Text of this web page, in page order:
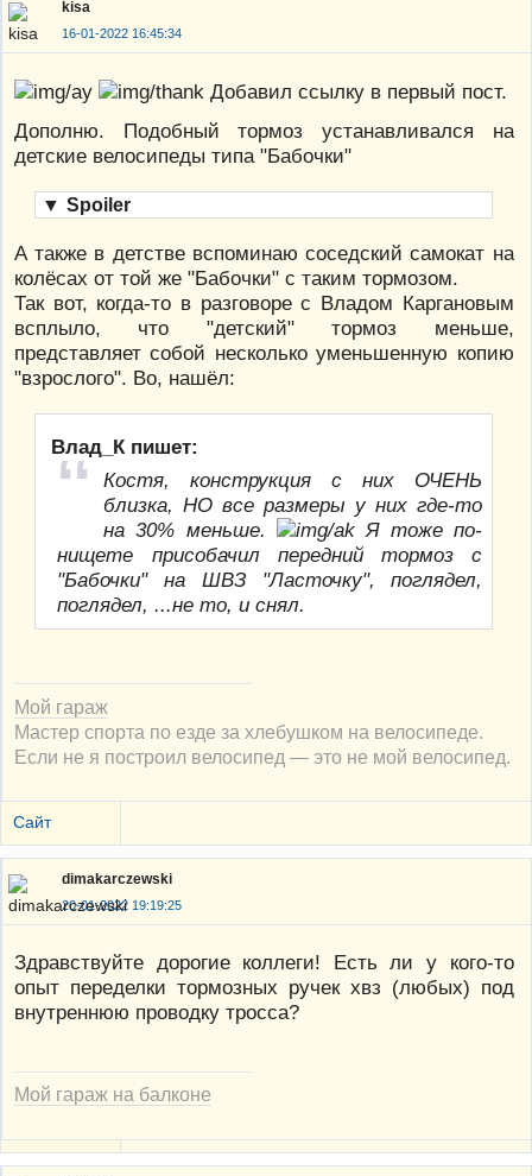
kisa
16-01-2022 16:45:34
Добавил ссылку в первый пост.
Дополню. Подобный тормоз устанавливался на
детские велосипеды типа "Бабочки"
▼ Spoiler
А также в детстве вспоминаю соседский самокат на
колёсах от той же "Бабочки" с таким тормозом.
Так вот, когда-то в разговоре с Владом Каргановым
всплыло, что "детский" тормоз меньше,
представляет собой несколько уменьшенную копию
"взрослого". Во, нашёл:
Влад_К пишет:
Костя, конструкция с них ОЧЕНЬ
близка, НО все размеры у них где-то
на 30% меньше.
Я тоже по-
нищете присобачил передний тормоз с
"Бабочки" на ШВЗ "Ласточку", поглядел,
поглядел, ...не то, и снял.
Мой гараж
Мастер спорта по езде за хлебушком на велосипеде.
Если не я построил велосипед — это не мой велосипед.
Сайт
dimakarczewski
20-01-2022 19:19:25
Здравствуйте дорогие коллеги! Есть ли у кого-то
опыт переделки тормозных ручек хвз (любых) под
внутреннюю проводку тросса?
Мой гараж на балконе